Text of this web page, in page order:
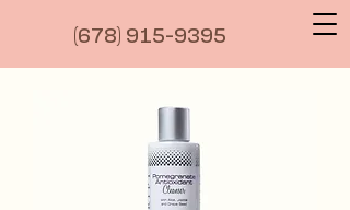
(678) 915-9395